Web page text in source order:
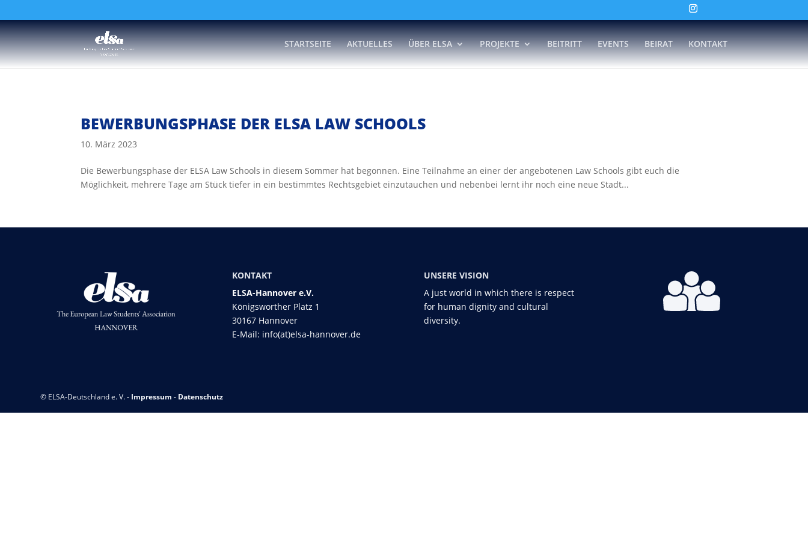
STARTSEITE AKTUELLES ÜBER ELSA PROJEKTE BEITRITT EVENTS BEIRAT KONTAKT
BEWERBUNGSPHASE DER ELSA LAW SCHOOLS
10. März 2023
Die Bewerbungsphase der ELSA Law Schools in diesem Sommer hat begonnen. Eine Teilnahme an einer der angebotenen Law Schools gibt euch die
Möglichkeit, mehrere Tage am Stück tiefer in ein bestimmtes Rechtsgebiet einzutauchen und nebenbei lernt ihr noch eine neue Stadt...
KONTAKT
ELSA-Hannover e.V.
Königsworther Platz 1
30167 Hannover
E-Mail: info(at)elsa-hannover.de
UNSERE VISION
A just world in which there is respect
for human dignity and cultural
diversity.
© ELSA-Deutschland e. V. - Impressum - Datenschutz